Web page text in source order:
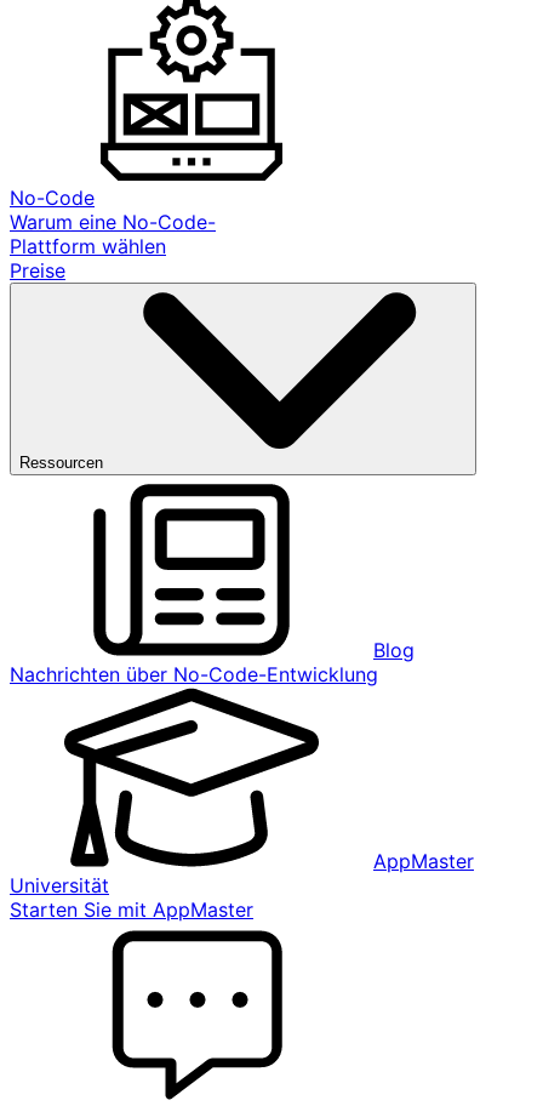
No-Code
Warum eine No-Code-
Plattform wählen
Preise
Ressourcen
Blog
Nachrichten über No-Code-Entwicklung
AppMaster
Universität
Starten Sie mit AppMaster